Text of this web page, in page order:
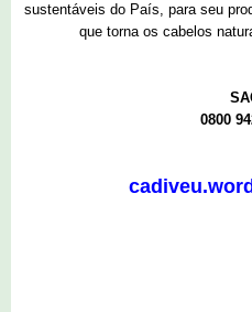
sustentáveis do País, para seu
que torna os cabelos
0800